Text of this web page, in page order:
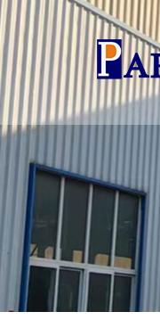
Главная
Продукция
Линия по
спиральновитых
Линия по
экструдированного
пенополистирола
Линия по
водопроводных труб
ПНД